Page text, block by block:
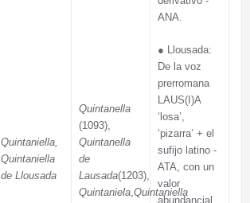
Quintaniella,
Quintaniella
de Llousada
Quintanella
(1093),
Quintanella
de
Lausada(1203),
Quintaniela,Quintaniella
ANA.
● Llousada:
De la voz
prerromana
LAUS(I)A
‘losa’,
‘pizarra’ + el
sufijo latino -
ATA, con un
valor
abundancial